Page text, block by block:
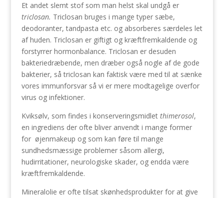
Et andet slemt stof som man helst skal undgå er
triclosan. Triclosan bruges i mange typer sæbe,
deodoranter, tandpasta etc. og absorberes særdeles let
af huden. Triclosan er giftigt og kræftfremkaldende og
forstyrrer hormonbalance. Triclosan er desuden
bakteriedræbende, men dræber også nogle af de gode
bakterier, så triclosan kan faktisk være med til at sænke
vores immunforsvar så vi er mere modtagelige overfor
virus og infektioner.
Kviksølv, som findes i konserveringsmidlet thimerosol,
en ingrediens der ofte bliver anvendt i mange former
for øjenmakeup og som kan føre til mange
sundhedsmæssige problemer såsom allergi,
hudirritationer, neurologiske skader, og endda være
kræftfremkaldende.
Mineralolie er ofte tilsat skønhedsprodukter for at give